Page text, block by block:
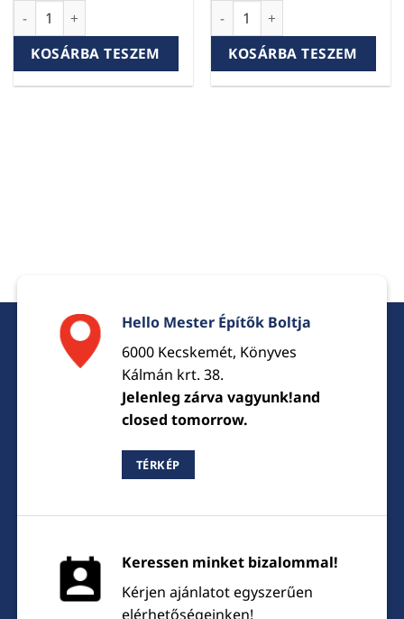
Unibit BS9 geotextília 1,5x100m 9/9kN – 150 m²/tekercs (
KOSÁRBA TESZEM
Unibit BS9 geotextília
KOSÁRBA TESZEM
Hello Mester Építők Boltja
6000 Kecskemét, Könyves
Kálmán krt. 38.
Jelenleg zárva vagyunk!and
closed tomorrow.
TÉRKÉP
Keressen minket bizalommal!
Kérjen ajánlatot egyszerűen
elérhetőségeinken!